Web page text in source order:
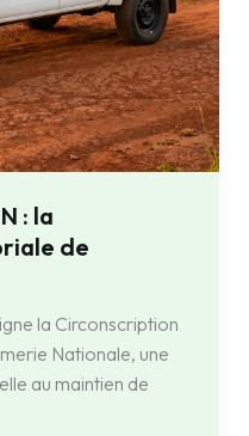
: la
de
la Circonscription
Nationale, une
au maintien de